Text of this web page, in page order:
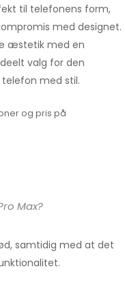
til telefonens form,
med designet.
æstetik med en
valg for den
med stil.
og pris på
Max?
samtidig med at det